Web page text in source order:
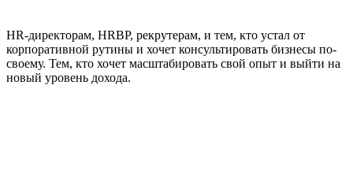
HR-директорам, HRBP, рекрутерам, и тем, кто устал от
корпоративной рутины и хочет консультировать бизнесы по-
своему. Тем, кто хочет масштабировать свой опыт и выйти на
новый уровень дохода.